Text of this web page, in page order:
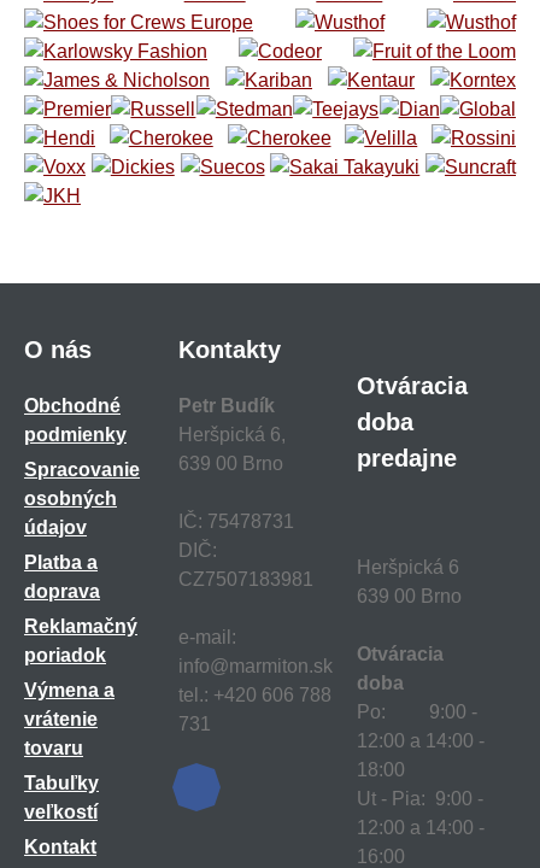
O nás
Obchodné
podmienky
Spracovanie
osobných
údajov
Platba a
doprava
Reklamačný
poriadok
Výmena a
vrátenie
tovaru
Tabuľky
veľkostí
Kontakt
Kontakty
Petr Budík
Heršpická 6,
639 00 Brno
IČ: 75478731
DIČ:
CZ7507183981
e-mail:
info@marmiton.sk
tel.: +420 606 788
731
Otváracia
doba
predajne
Heršpická 6
639 00 Brno
Otváracia
doba
Po: 9:00 -
12:00 a 14:00 -
18:00
Ut - Pia: 9:00 -
12:00 a 14:00 -
16:00